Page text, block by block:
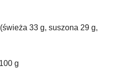
33 g, suszona 29 g,
g